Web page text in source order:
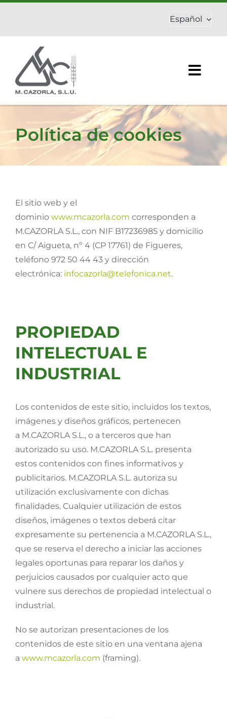
contenido
Español
Inicio
Empresa
Abonos
Productos ecológicos
Semillas
Varios
Cultivos
Política de cookies
El sitio web y el
dominio www.mcazorla.com corresponden a
M.CAZORLA S.L., con NIF B17236985 y domicilio
en C/ Aigueta, nº 4 (CP 17761) de Figueres,
teléfono 972 50 44 43 y dirección
electrónica: infocazorla@telefonica.net.
PROPIEDAD
INTELECTUAL E
INDUSTRIAL
Los contenidos de este sitio, incluidos los textos,
imágenes y diseños gráficos, pertenecen
a M.CAZORLA S.L., o a terceros que han
autorizado su uso. M.CAZORLA S.L. presenta
estos contenidos con fines informativos y
publicitarios. M.CAZORLA S.L. autoriza su
utilización exclusivamente con dichas
finalidades. Cualquier utilización de estos
diseños, imágenes o textos deberá citar
expresamente su pertenencia a M.CAZORLA S.L.,
que se reserva el derecho a iniciar las acciones
legales oportunas para reparar los daños y
perjuicios causados por cualquier acto que
vulnere sus derechos de propiedad intelectual o
industrial.
No se autorizan presentaciones de los
contenidos de este sitio en una ventana ajena
a www.mcazorla.com (framing).